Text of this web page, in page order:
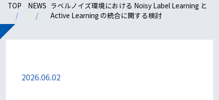
TOP NEWS ラベルノイズ環境における Noisy Label Learning と
Active Learning の統合に関する検討
2026.06.02